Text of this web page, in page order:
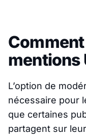
mentions
L’option de
nécessaire pour
que certaines
partagent sur